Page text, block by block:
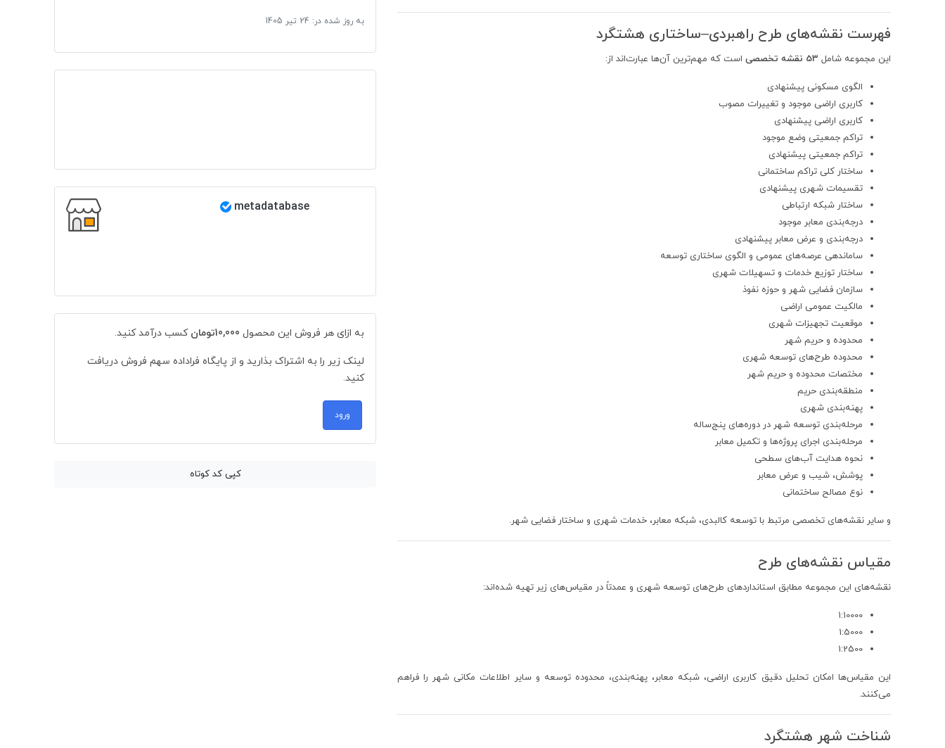
فهرست نقشه‌های طرح راهبردی–ساختاری هشتگرد
این مجموعه شامل 53 نقشه تخصصی است که مهم‌ترین آن‌ها عبارت‌اند از:
الگوی مسکونی پیشنهادی
کاربری اراضی موجود و تغییرات مصوب
کاربری اراضی پیشنهادی
تراکم جمعیتی وضع موجود
تراکم جمعیتی پیشنهادی
ساختار کلی تراکم ساختمانی
تقسیمات شهری پیشنهادی
ساختار شبکه ارتباطی
درجه‌بندی معابر موجود
درجه‌بندی و عرض معابر پیشنهادی
ساماندهی عرصه‌های عمومی و الگوی ساختاری توسعه
ساختار توزیع خدمات و تسهیلات شهری
سازمان فضایی شهر و حوزه نفوذ
مالکیت عمومی اراضی
موقعیت تجهیزات شهری
محدوده و حریم شهر
محدوده طرح‌های توسعه شهری
مختصات محدوده و حریم شهر
منطقه‌بندی حریم
پهنه‌بندی شهری
مرحله‌بندی توسعه شهر در دوره‌های پنج‌ساله
مرحله‌بندی اجرای پروژه‌ها و تکمیل معابر
نحوه هدایت آب‌های سطحی
پوشش، شیب و عرض معابر
نوع مصالح ساختمانی
و سایر نقشه‌های تخصصی مرتبط با توسعه کالبدی، شبکه معابر، خدمات شهری و ساختار فضایی شهر.
مقیاس نقشه‌های طرح
نقشه‌های این مجموعه مطابق استانداردهای طرح‌های توسعه شهری و عمدتاً در مقیاس‌های زیر تهیه شده‌اند:
1:10000
1:5000
1:2500
این مقیاس‌ها امکان تحلیل دقیق کاربری اراضی، شبکه معابر، پهنه‌بندی، محدوده توسعه و سایر اطلاعات مکانی شهر را فراهم
می‌کنند.
شناخت شهر هشتگرد
تخصصی
به روز شده در: 24 تیر 1405
metadatabase
به ازای هر فروش این محصول 10,000تومان کسب درآمد کنید.
لینک زیر را به اشتراک بذارید و از پایگاه فراداده سهم فروش دریافت
کنید.
ورود
کپی کد کوتاه